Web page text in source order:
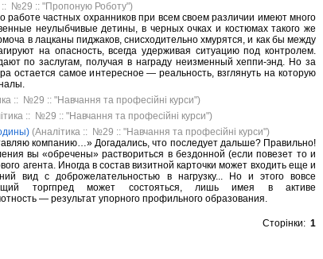
:: №29 :: "Пропоную Роботу")
работе частных охранников при всем своем различии имеют много
неулыбчивые детины, в черных очках и костюмах такого же
в лацканы пиджаков, снисходительно хмурятся, и как бы между
на опасность, всегда удерживая ситуацию под контролем.
по заслугам, получая в награду неизменный хеппи-энд. Но за
остается самое интересное — реальность, взглянуть на которую
:: №29 :: "Навчання та професійні курси")
:: №29 :: "Навчання та професійні курси")
(Аналітика :: №29 :: "Навчання та професійні курси")
компанию…» Догадались, что последует дальше? Правильно!
вы «обречены» раствориться в бездонной (если повезет то и
агента. Иногда в состав визитной карточки может входить еще и
вид с доброжелательностью в нагрузку... Но и этого вовсе
торгпред может состояться, лишь имея в активе
— результат упорного профильного образования.
Сторінки: 1